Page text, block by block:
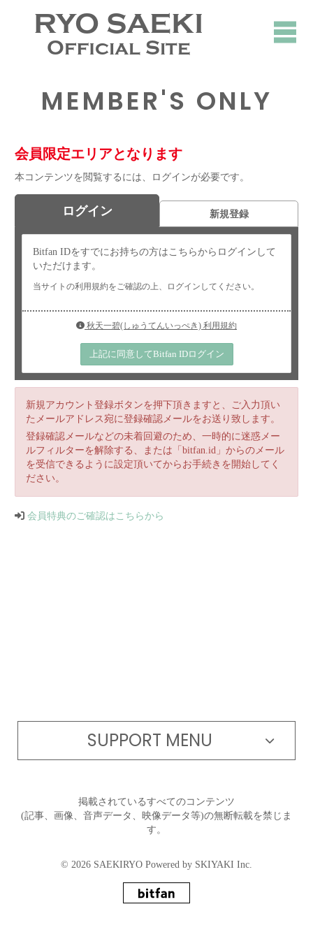
RYO SAEKI
Official Site
MEMBER'S ONLY
会員限定エリアとなります
本コンテンツを閲覧するには、ログインが必要です。
ログイン 新規登録
Bitfan IDをすでにお持ちの方はこちらからログインして
いただけます。
当サイトの利用規約をご確認の上、ログインしてください。
秋天一碧(しゅうてんいっぺき) 利用規約
上記に同意してBitfan IDログイン
新規アカウント登録ボタンを押下頂きますと、ご入力頂い
たメールアドレス宛に登録確認メールをお送り致します。
登録確認メールなどの未着回避のため、一時的に迷惑メー
ルフィルターを解除する、または「bitfan.id」からのメール
を受信できるように設定頂いてからお手続きを開始してく
ださい。
会員特典のご確認はこちらから
SUPPORT MENU
掲載されているすべてのコンテンツ
(記事、画像、音声データ、映像データ等)の無断転載を禁じま
す。
© 2026 SAEKIRYO Powered by SKIYAKI Inc.